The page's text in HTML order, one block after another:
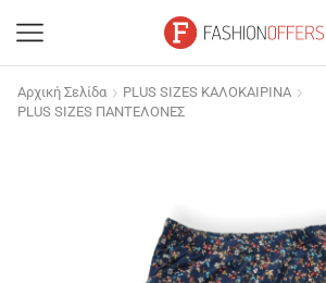
Αρχική Σελίδα
PLUS SIZES ΚΑΛΟΚΑΙΡΙΝΑ
PLUS SIZES ΠΑΝΤΕΛΟΝΕΣ